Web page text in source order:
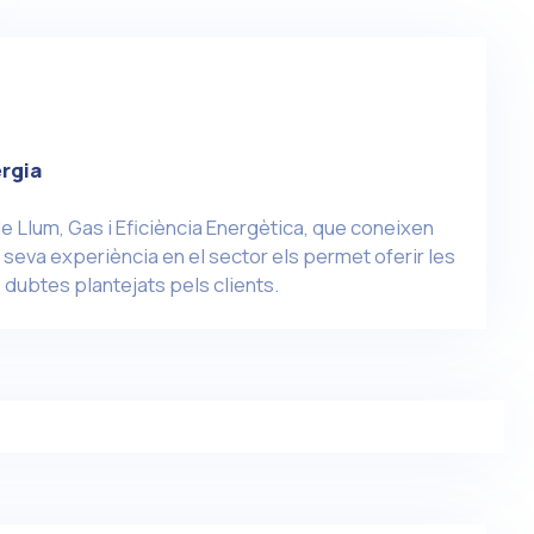
Gas i Eficiència Energètica, que coneixen
experiència en el sector els permet oferir les
plantejats pels clients.